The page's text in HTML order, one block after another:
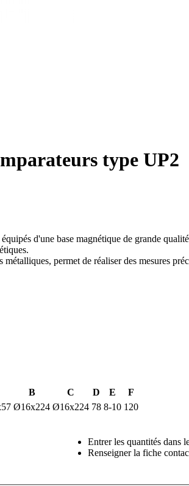
type UP2
d'une base magnétique de grande
permet de réaliser des mesures
B C D E
F
Ø16x224 Ø16x224 78 8-10 120
Entrer les quantités dans
Renseigner la fiche